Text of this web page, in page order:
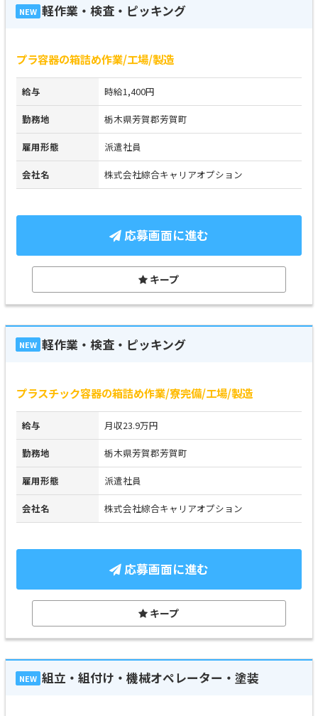
NEW 軽作業・検査・ピッキング
プラ容器の箱詰め作業/工場/製造
給与 時給1,400円
勤務地 栃木県芳賀郡芳賀町
雇用形態 派遣社員
会社名 株式会社綜合キャリアオプション
応募画面に進む
キープ
NEW 軽作業・検査・ピッキング
プラスチック容器の箱詰め作業/寮完備/工場/製造
給与 月収23.9万円
勤務地 栃木県芳賀郡芳賀町
雇用形態 派遣社員
会社名 株式会社綜合キャリアオプション
応募画面に進む
キープ
NEW 組立・組付け・機械オペレーター・塗装